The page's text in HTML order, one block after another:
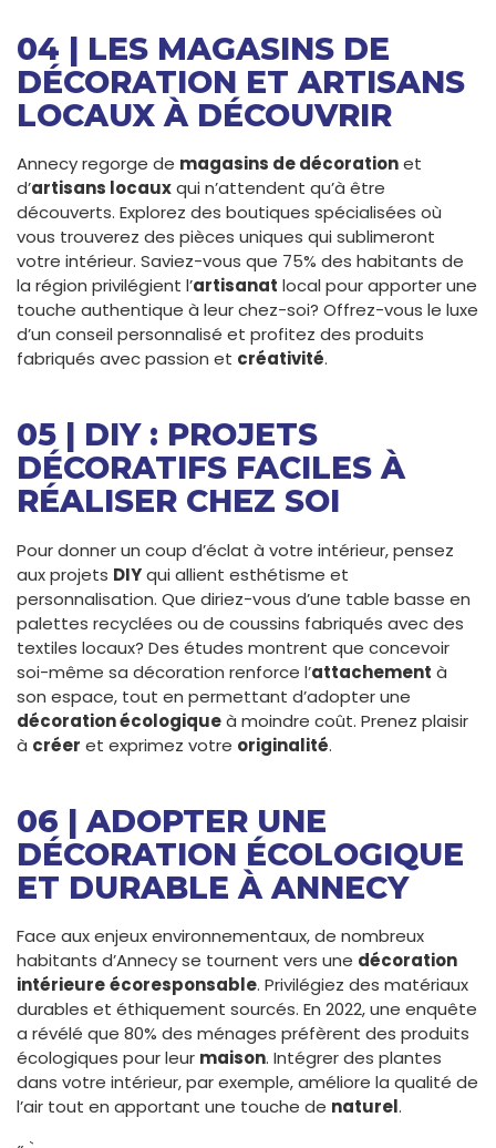
04 | LES MAGASINS DE
DÉCORATION ET ARTISANS
LOCAUX À DÉCOUVRIR
Annecy regorge de magasins de décorationet
d’artisans locauxqui n’attendent qu’à être
découverts. Explorez des boutiques spécialisées où
vous trouverez des pièces uniques qui sublimeront
votre intérieur. Saviez-vous que 75% des habitants de
la région privilégient l’artisanat local pour apporter une
touche authentique à leur chez-soi? Offrez-vous le luxe
d’un conseil personnalisé et profitez des produits
fabriqués avec passion et créativité.
05 | DIY : PROJETS
DÉCORATIFS FACILES À
RÉALISER CHEZ SOI
Pour donner un coup d’éclat à votre intérieur, pensez
aux projets DIYqui allient esthétisme et
personnalisation. Que diriez-vous d’une table basse en
palettes recyclées ou de coussins fabriqués avec des
textiles locaux? Des études montrent que concevoir
soi-même sa décoration renforce l’attachement à
son espace, tout en permettant d’adopter une
décoration écologiqueà moindre coût. Prenez plaisir
à créer et exprimez votre originalité.
06 | ADOPTER UNE
DÉCORATION ÉCOLOGIQUE
ET DURABLE À ANNECY
Face aux enjeux environnementaux, de nombreux
habitants d’Annecy se tournent vers une décoration
intérieureécoresponsable. Privilégiez des matériaux
durables et éthiquement sourcés. En 2022, une enquête
a révélé que 80% des ménages préfèrent des produits
écologiques pour leur maison. Intégrer des plantes
dans votre intérieur, par exemple, améliore la qualité de
l’air tout en apportant une touche de naturel.